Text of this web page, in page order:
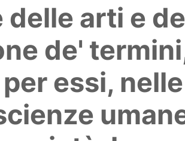
arti e
de'
essi,